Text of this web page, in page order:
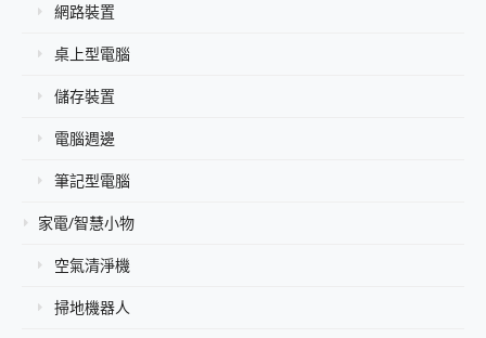
網路裝置
桌上型電腦
儲存裝置
電腦週邊
筆記型電腦
家電/智慧小物
空氣清淨機
掃地機器人